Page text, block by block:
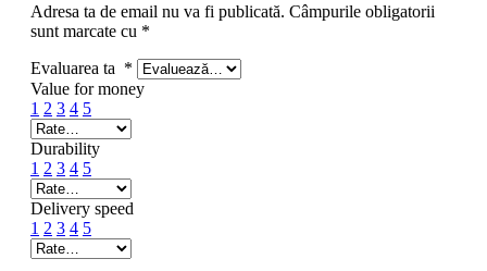
Adresa ta de email nu va fi publicată. Câmpurile obligatorii
sunt marcate cu *
Evaluarea ta *
Value for money
1 2 3 4 5
Durability
1 2 3 4 5
Delivery speed
1 2 3 4 5